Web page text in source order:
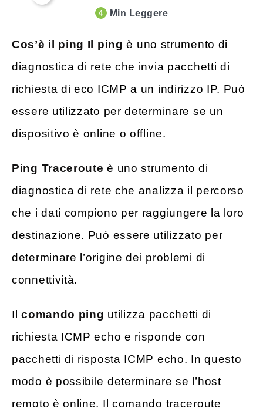
4 Min Leggere
Cos’è il ping Il ping è uno strumento di
diagnostica di rete che invia pacchetti di
richiesta di eco ICMP a un indirizzo IP. Può
essere utilizzato per determinare se un
dispositivo è online o offline.
Ping Traceroute è uno strumento di
diagnostica di rete che analizza il percorso
che i dati compiono per raggiungere la loro
destinazione. Può essere utilizzato per
determinare l’origine dei problemi di
connettività.
Ilcomando ping utilizza pacchetti di
richiesta ICMP echo e risponde con
pacchetti di risposta ICMP echo. In questo
modo è possibile determinare se l’host
remoto è online. Il comando traceroute